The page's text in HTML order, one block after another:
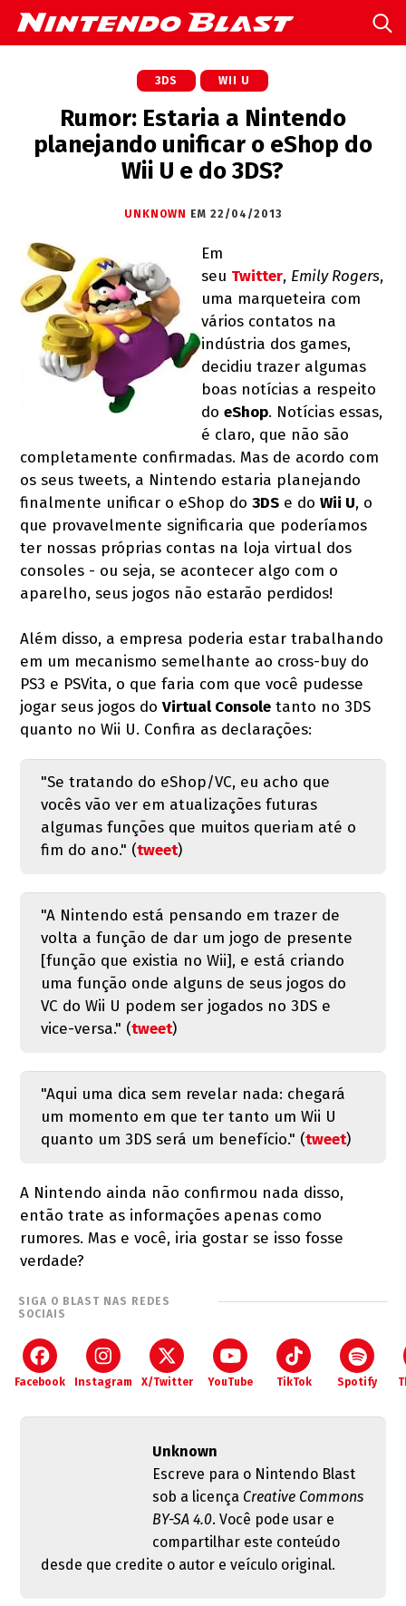
3DS WII U
Rumor: Estaria a Nintendo
planejando unificar o eShop do
Wii U e do 3DS?
UNKNOWN EM 22/04/2013
Em
seu Twitter, Emily Rogers,
uma marqueteira com
vários contatos na
indústria dos games,
decidiu trazer algumas
boas notícias a respeito
doeShop. Notícias essas,
é claro, que não são
completamente confirmadas. Mas de acordo com
os seus tweets, a Nintendo estaria planejando
finalmente unificar o eShop do3DS e doWii U, o
que provavelmente significaria que poderíamos
ter nossas próprias contas na loja virtual dos
consoles - ou seja, se acontecer algo com o
aparelho, seus jogos não estarão perdidos!
Além disso, a empresa poderia estar trabalhando
em um mecanismo semelhante ao cross-buy do
PS3 e PSVita, o que faria com que você pudesse
jogar seus jogos doVirtual Console tanto no 3DS
quanto no Wii U. Confira as declarações:
"Se tratando do eShop/VC, eu acho que
vocês vão ver em atualizações futuras
algumas funções que muitos queriam até o
fim do ano." (tweet)
"A Nintendo está pensando em trazer de
volta a função de dar um jogo de presente
[função que existia no Wii], e está criando
uma função onde alguns de seus jogos do
VC do Wii U podem ser jogados no 3DS e
vice-versa." (tweet)
"Aqui uma dica sem revelar nada: chegará
um momento em que ter tanto um Wii U
quanto um 3DS será um benefício." (tweet)
A Nintendo ainda não confirmou nada disso,
então trate as informações apenas como
rumores. Mas e você, iria gostar se isso fosse
verdade?
SIGA O BLAST NAS REDES
SOCIAIS
Facebook Instagram X/Twitter YouTube TikTok Spotify
Unknown
Escreve para o Nintendo Blast
sob a licença Creative Commons
BY-SA 4.0. Você pode usar e
compartilhar este conteúdo
desde que credite o autor e veículo original.